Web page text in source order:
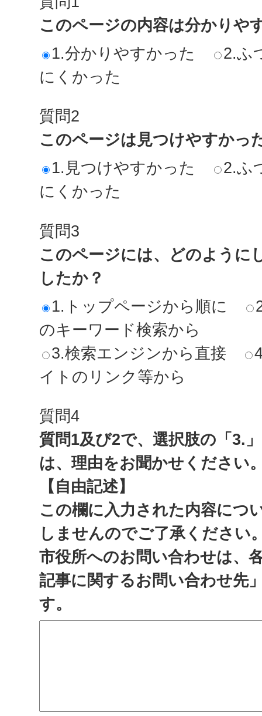
このページの内容は分かりや
1.分かりやすかった
2.ふ
にくかった
質問2
このページは見つけやすかっ
1.見つけやすかった
2.ふ
にくかった
質問3
このページには、どのように
したか？
1.トップページから順に
のキーワード検索から
3.検索エンジンから直接
イトのリンク等から
質問4
質問1及び2で、選択肢の「3.
は、理由をお聞かせください
【自由記述】
この欄に入力された内容につ
しませんのでご了承ください
市役所へのお問い合わせは、
記事に関するお問い合わせ先
す。